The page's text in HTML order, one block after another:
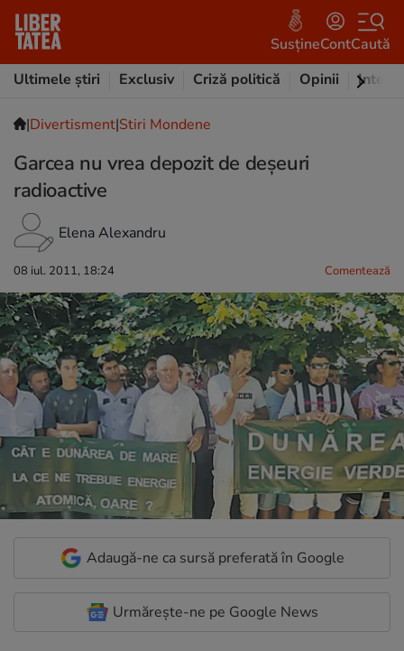
SusțineContCaută
Ultimele știri
Exclusiv Criză politică Opinii
|Divertisment|Stiri Mondene
Garcea nu vrea depozit de deșeuri
radioactive
Elena Alexandru
08 iul. 2011, 18:24 Comentează
Adaugă-ne ca sursă preferată în Google
Urmărește-ne pe Google News